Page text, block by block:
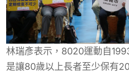
林瑞彥表示，8020運動自
是讓80歲以上長者至少保有